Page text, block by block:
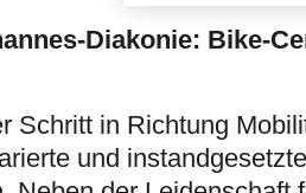
Diakonie: Bike-
Schritt in Richtung
und